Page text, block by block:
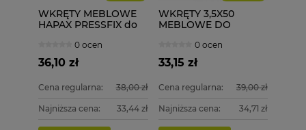
WKRĘTY MEBLOWE
HAPAX PRESSFIX do
4x50 200 szt.
ściągające
0 ocen
36,10 zł
Cena regularna: 38,00 zł
Najniższa cena: 33,44 zł
WKRĘTY 3,5X50
MEBLOWE DO
0 ocen
33,15 zł
Cena regularna: 39,00 zł
Najniższa cena: 34,71 zł